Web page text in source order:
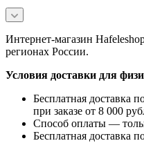
Интернет-магазин
регионах России.
Условия доставки для
Бесплатная доставка
при заказе от 8 000
Способ оплаты —
Бесплатная доставка